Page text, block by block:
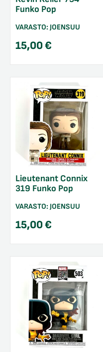
Funko Pop
VARASTO: JOENSUU
15,00€
Lieutenant Connix
319 Funko Pop
VARASTO: JOENSUU
15,00€